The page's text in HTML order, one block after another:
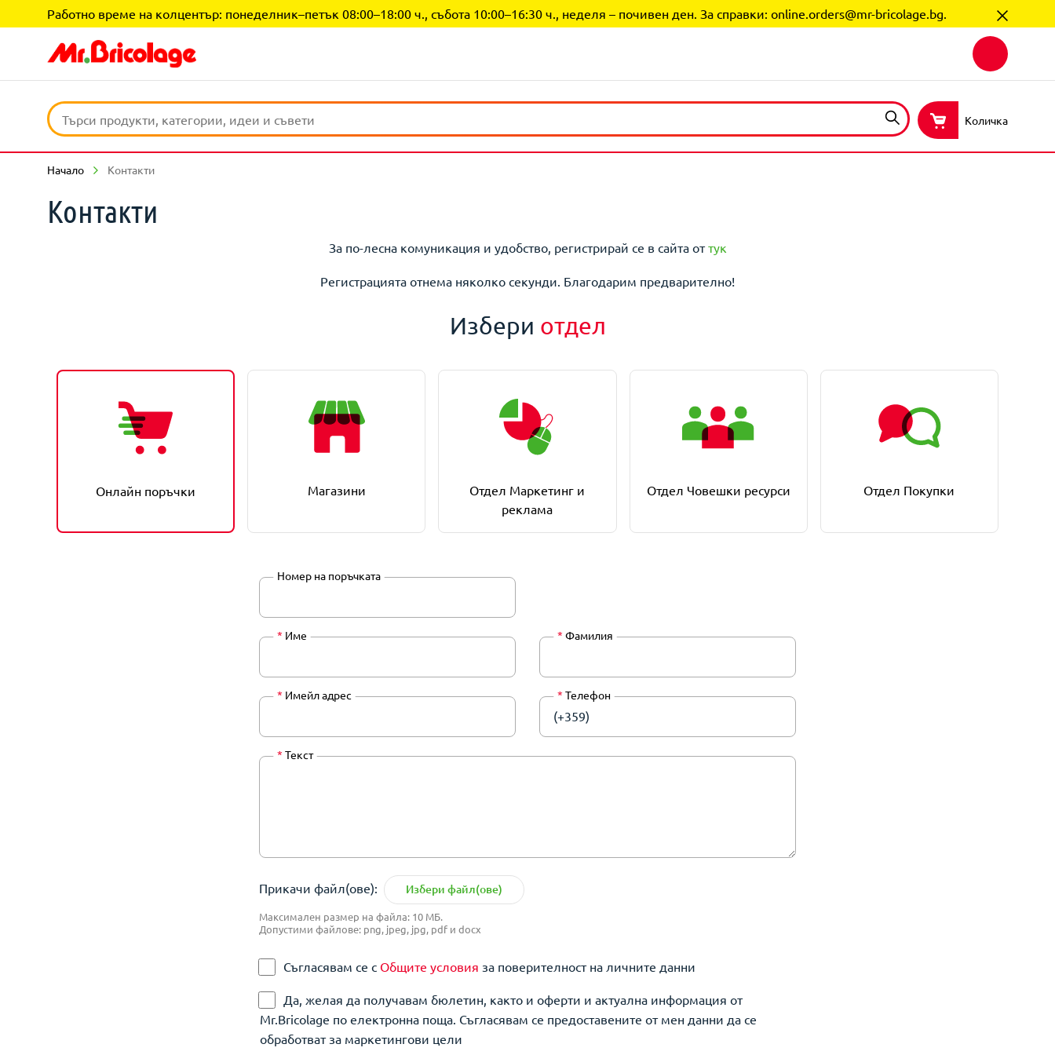
Работно време на колцентър: понеделник–петък 08:00–18:00 ч., събота 10:00–16:30 ч., неделя – почивен ден. За справки: online.orders@mr-bricolage.bg.
Количка
Начало Контакти
Контакти
За по-лесна комуникация и удобство, регистрирай се в сайта оттук
Регистрацията отнема няколко секунди. Благодарим предварително!
Избери отдел
Онлайн поръчки Магазини
Отдел Маркетинг и
реклама
Отдел Човешки ресурси Отдел Покупки
Номер на поръчката
* Име * Фамилия
* Имейл адрес * Телефон
(+359)
* Текст
Прикачи файл(ове): Избери файл(ове)
Максимален размер на файла: 10 МБ.
Допустими файлове: png, jpeg, jpg, pdf и docx
Съгласявам се с Общите условия за поверителност на личните данни
Да, желая да получавам бюлетин, както и оферти и актуална информация от
Mr.Bricolage по електронна поща. Съгласявам се предоставените от мен данни да се
обработват за маркетингови цели